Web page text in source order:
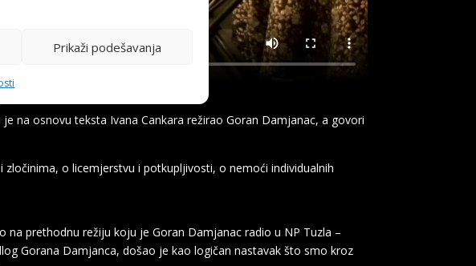
Prikaži podešavanja
na osnovu teksta Ivana Cankara režirao Goran Damjanac, a govori
o licemjerstvu i potkupljivosti, o nemoći individualnih
prethodnu režiju koju je Goran Damjanac radio u NP Tuzla –
Gorana Damjanca, došao je kao logičan nastavak što smo kroz